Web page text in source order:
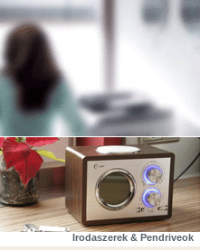
Irodaszerek & Pendriveok